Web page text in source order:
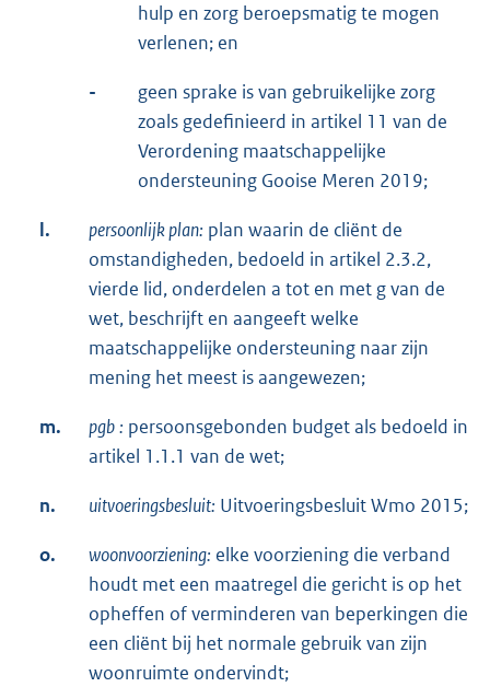
hulp en zorg beroepsmatig te mogen
verlenen; en
-
geen sprake is van gebruikelijke zorg
zoals gedefinieerd in artikel 11 van de
Verordening maatschappelijke
ondersteuning Gooise Meren 2019;
l. persoonlijk plan: plan waarin de cliënt de
omstandigheden, bedoeld in artikel 2.3.2,
vierde lid, onderdelen a tot en met g van de
wet, beschrijft en aangeeft welke
maatschappelijke ondersteuning naar zijn
mening het meest is aangewezen;
m. pgb: persoonsgebonden budget als bedoeld in
artikel 1.1.1 van de wet;
n. uitvoeringsbesluit: Uitvoeringsbesluit Wmo 2015;
o. woonvoorziening: elke voorziening die verband
houdt met een maatregel die gericht is op het
opheffen of verminderen van beperkingen die
een cliënt bij het normale gebruik van zijn
woonruimte ondervindt;